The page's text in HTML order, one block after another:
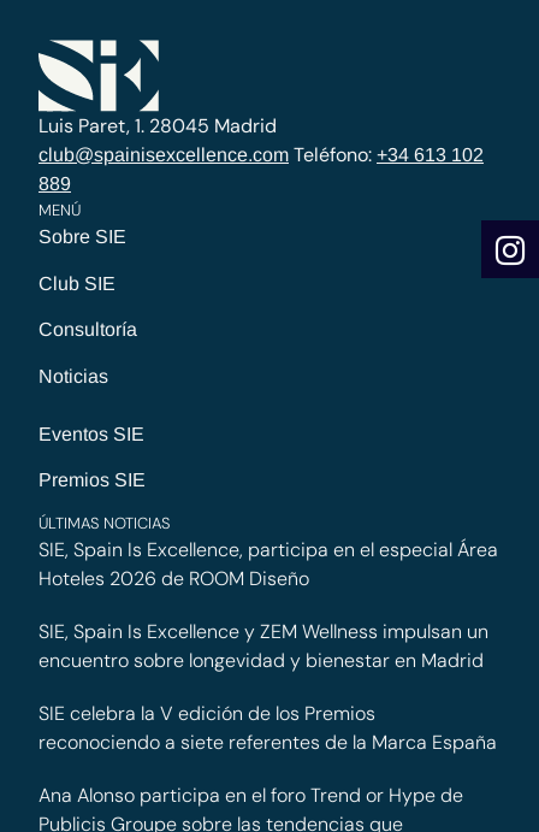
Luis Paret, 1. 28045 Madrid
club@spainisexcellence.com Teléfono: +34 613 102
889
MENÚ
Sobre SIE
Club SIE
Consultoría
Noticias
Eventos SIE
Premios SIE
ÚLTIMAS NOTICIAS
SIE, Spain Is Excellence, participa en el especial Área
Hoteles 2026 de ROOM Diseño
SIE, Spain Is Excellence y ZEM Wellness impulsan un
encuentro sobre longevidad y bienestar en Madrid
SIE celebra la V edición de los Premios
reconociendo a siete referentes de la Marca España
Ana Alonso participa en el foro Trend or Hype de
Publicis Groupe sobre las tendencias que